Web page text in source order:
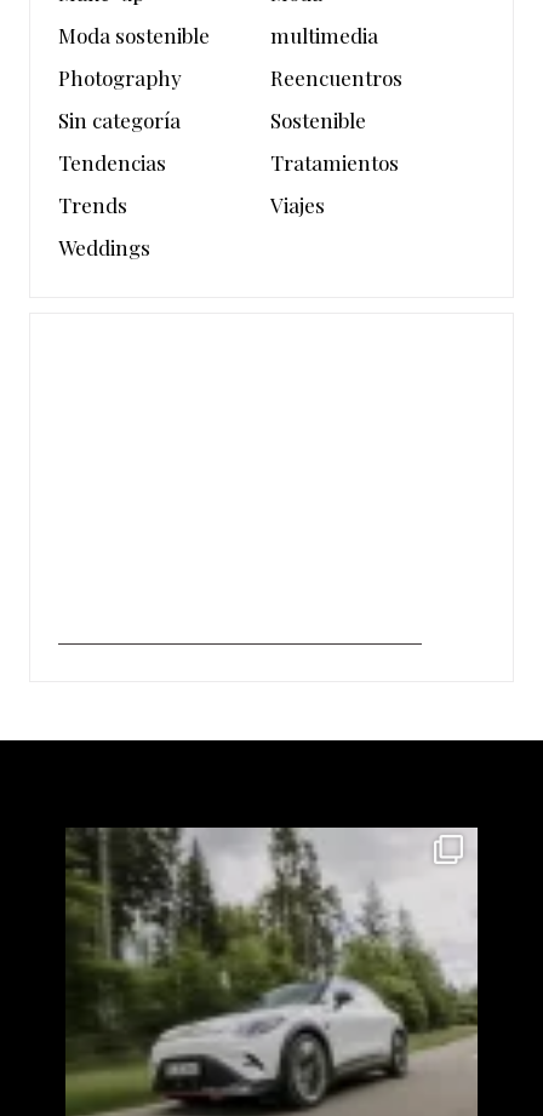
Moda sostenible
multimedia
Photography
Reencuentros
Sin categoría
Sostenible
Tendencias
Tratamientos
Trends
Viajes
Weddings